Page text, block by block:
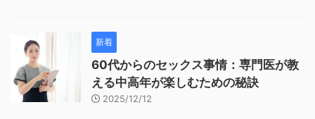
新着
60代からのセックス事情：専門医が教
える中高年が楽しむための秘訣
2025/12/12